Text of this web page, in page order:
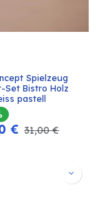
Spielzeug
Set Bistro Holz
pastell
€ 31,00€